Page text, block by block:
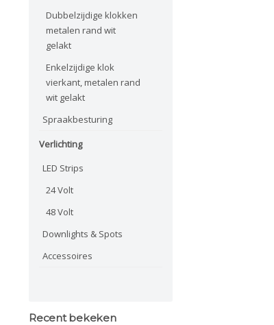
Dubbelzijdige klokken
metalen rand wit
gelakt
Enkelzijdige klok
vierkant, metalen rand
wit gelakt
Spraakbesturing
Verlichting
LED Strips
24 Volt
48 Volt
Downlights & Spots
Accessoires
Recent bekeken